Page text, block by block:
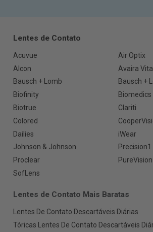
Lentes de Contato
Acuvue
Air Optix
Alcon
Avaira
Bausch + Lomb
Bausch +
Biofinity
Biomedics
Biotrue
Clariti
Colored
Dailies
iWear
Johnson & Johnson
Precision1
Proclear
PureVision
SofLens
Lentes de Contato Mais Baratas
Lentes De Contato Descartáveis Diárias
Tóricas Lentes De Contato Descartáveis